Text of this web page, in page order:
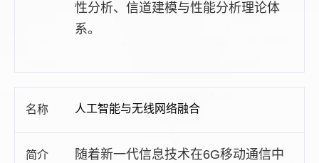
性分析、信道建模与性能分析理论体
系。
人工智能与无线网络融合
随着新一代信息技术在6G移动通信中